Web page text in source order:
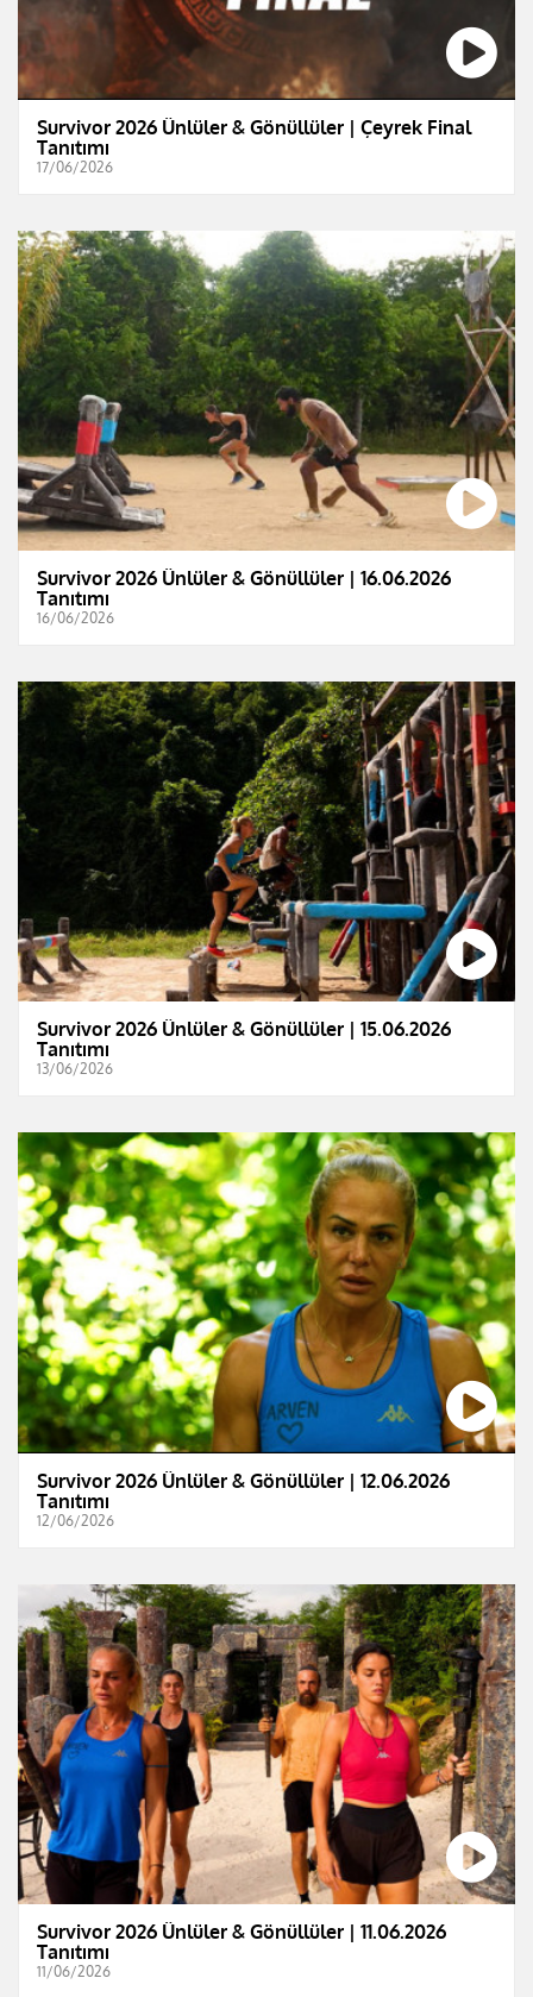
Survivor 2026 Ünlüler & Gönüllüler | Çeyrek Final
Tanıtımı
17/06/2026
Survivor 2026 Ünlüler & Gönüllüler | 16.06.2026
Tanıtımı
16/06/2026
Survivor 2026 Ünlüler & Gönüllüler | 15.06.2026
Tanıtımı
13/06/2026
Survivor 2026 Ünlüler & Gönüllüler | 12.06.2026
Tanıtımı
12/06/2026
Survivor 2026 Ünlüler & Gönüllüler | 11.06.2026
Tanıtımı
11/06/2026